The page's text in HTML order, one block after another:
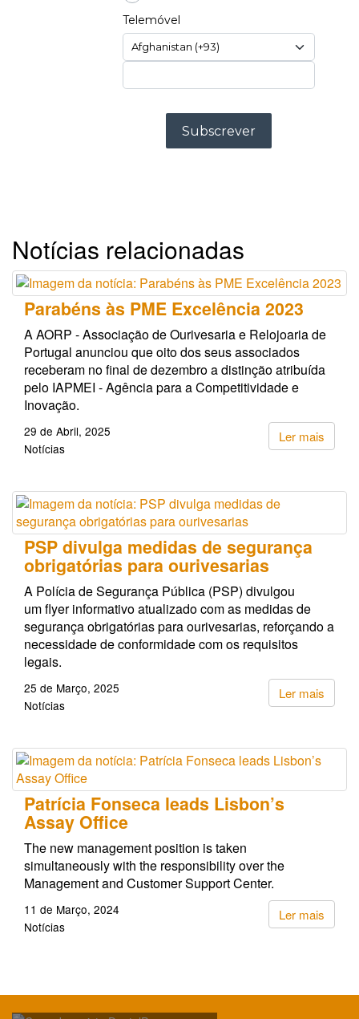
Notícias relacionadas
Parabéns às PME Excelência 2023
A AORP - Associação de Ourivesaria e Relojoaria de
Portugal anunciou que oito dos seus associados
receberam no final de dezembro a distinção atribuída
pelo IAPMEI - Agência para a Competitividade e
Inovação.
Ler mais
29 de Abril, 2025
Notícias
PSP divulga medidas de segurança
obrigatórias para ourivesarias
A Polícia de Segurança Pública (PSP) divulgou
um flyer informativo atualizado com as medidas de
segurança obrigatórias para ourivesarias, reforçando a
necessidade de conformidade com os requisitos
legais.
Ler mais
25 de Março, 2025
Notícias
Patrícia Fonseca leads Lisbon’s
Assay Office
The new management position is taken
simultaneously with the responsibility over the
Management and Customer Support Center.
Ler mais
11 de Março, 2024
Notícias